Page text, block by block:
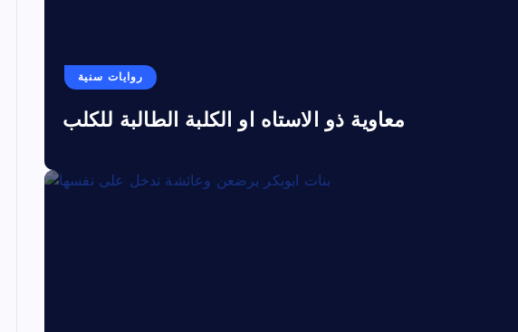
روايات سنية
معاوية ذو الاستاه او الكلبة الطالبة للكلب